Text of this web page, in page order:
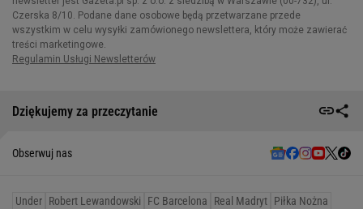
Dziękujemy za przeczytanie
Obserwuj nas
Under Robert Lewandowski FC Barcelona Real Madryt Piłka Nożna